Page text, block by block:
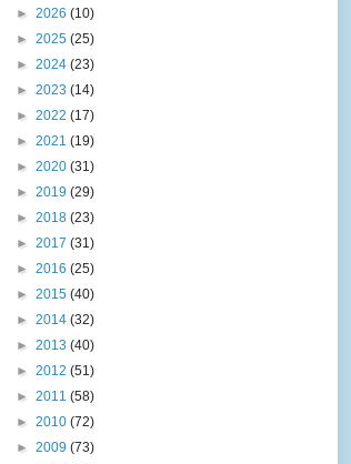
► 2026 (10)
► 2025 (25)
► 2024 (23)
► 2023 (14)
► 2022 (17)
► 2021 (19)
► 2020 (31)
► 2019 (29)
► 2018 (23)
► 2017 (31)
► 2016 (25)
► 2015 (40)
► 2014 (32)
► 2013 (40)
► 2012 (51)
► 2011 (58)
► 2010 (72)
► 2009 (73)